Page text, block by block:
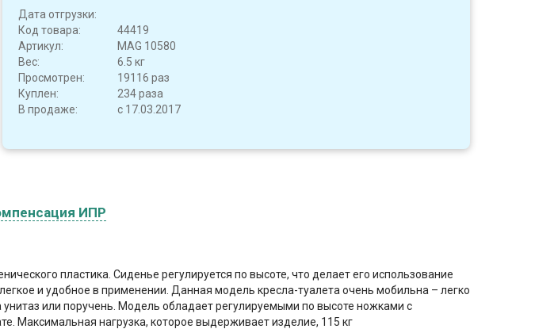
Дата отгрузки:
Код товара:
44419
Артикул:
MAG 10580
Вес:
6.5 кг
Просмотрен:
19116 раз
Куплен:
234 раза
В продаже:
с 17.03.2017
ИПР
пластика. Сиденье регулируется по высоте, что делает его использование
и удобное в применении. Данная модель кресла-туалета очень мобильна – легко
или поручень. Модель обладает регулируемыми по высоте ножками с
Максимальная нагрузка, которое выдерживает изделие, 115 кг